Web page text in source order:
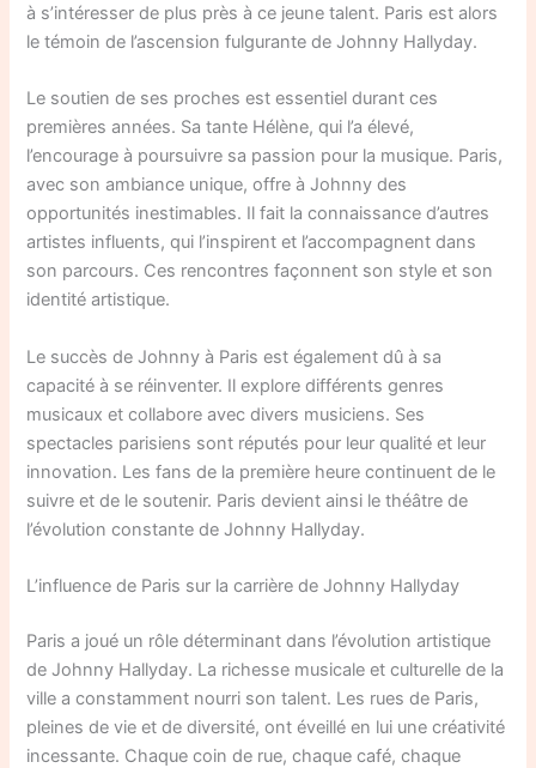
à s’intéresser de plus près à ce jeune talent. Paris est alors
le témoin de l’ascension fulgurante de Johnny Hallyday.
Le soutien de ses proches est essentiel durant ces
premières années. Sa tante Hélène, qui l’a élevé,
l’encourage à poursuivre sa passion pour la musique. Paris,
avec son ambiance unique, offre à Johnny des
opportunités inestimables. Il fait la connaissance d’autres
artistes influents, qui l’inspirent et l’accompagnent dans
son parcours. Ces rencontres façonnent son style et son
identité artistique.
Le succès de Johnny à Paris est également dû à sa
capacité à se réinventer. Il explore différents genres
musicaux et collabore avec divers musiciens. Ses
spectacles parisiens sont réputés pour leur qualité et leur
innovation. Les fans de la première heure continuent de le
suivre et de le soutenir. Paris devient ainsi le théâtre de
l’évolution constante de Johnny Hallyday.
L’influence de Paris sur la carrière de Johnny Hallyday
Paris a joué un rôle déterminant dans l’évolution artistique
de Johnny Hallyday. La richesse musicale et culturelle de la
ville a constamment nourri son talent. Les rues de Paris,
pleines de vie et de diversité, ont éveillé en lui une créativité
incessante. Chaque coin de rue, chaque café, chaque